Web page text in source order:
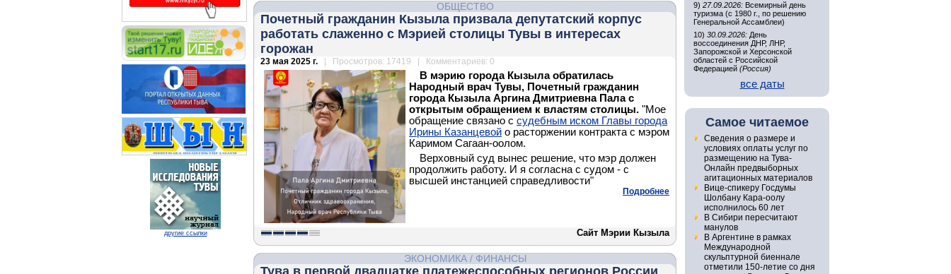
другие ссылки
ОБЩЕСТВО
Почетный гражданин Кызыла призвала депутатский корпус
работать слаженно с Мэрией столицы Тувы в интересах
горожан
23 мая 2025 г. | Просмотров: 17419 | Комментариев: 0
В мэрию города Кызыла обратилась
Народный врач Тувы, Почетный гражданин
города Кызыла Аргина Дмитриевна Пала с
открытым обращением к властям столицы. "Мое
обращение связано с судебным иском Главы города
Ирины Казанцевой о расторжении контракта с мэром
Каримом Сагаан-оолом.
Верховный суд вынес решение, что мэр должен
продолжить работу. И я согласна с судом - с
высшей инстанцией справедливости"
Подробнее
Сайт Мэрии Кызыла
ЭКОНОМИКА/ ФИНАНСЫ
Тува в первой двадцатке платежеспособных регионов России
9) 27.09.2026: Всемирный день
туризма (с 1980 г., по решению
Генеральной Ассамблеи)
10) 30.09.2026: День
воссоединения ДНР, ЛНР,
Запорожской и Херсонской
областей с Российской
Федерацией (Россия)
все даты
Самое читаемое
Сведения о размере и
условиях оплаты услуг по
размещению на Тува-
Онлайн предвыборных
агитационных материалов
Вице-спикеру Госдумы
Шолбану Кара-оолу
исполнилось 60 лет
В Сибири пересчитают
манулов
В Аргентине в рамках
Международной
скульптурной биеннале
отметили 150-летие со дня